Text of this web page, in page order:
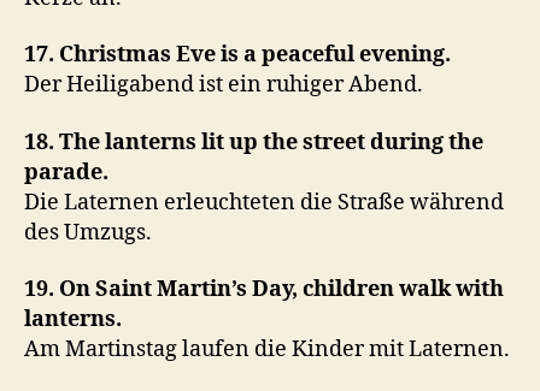
17. Christmas Eve is a peaceful evening.
Der Heiligabend ist ein ruhiger Abend.
18. The lanterns lit up the street during the
parade.
Die Laternen erleuchteten die Straße während
des Umzugs.
19. On Saint Martin’s Day, children walk with
lanterns.
Am Martinstag laufen die Kinder mit Laternen.